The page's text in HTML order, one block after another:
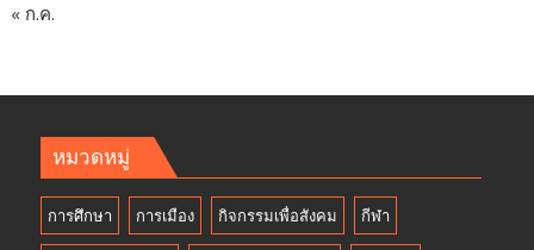
« ก.ค.
หมวดหมู่
การศึกษา การเมือง กิจกรรมเพื่อสังคม กีฬา